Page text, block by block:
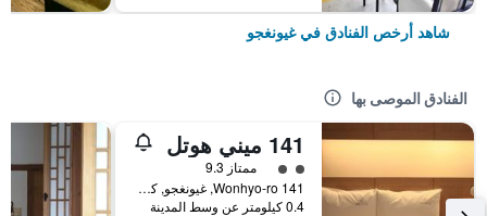
شاهد أرخص الفنادق في غيونغجو
الفنادق الموصى بها
141 ميني هوتل
تقييم فئة 2
ممتاز 9.3
141 Wonhyo-ro, غيونغجو, كوريا الجنوبية
0.4 كيلومتر عن وسط المدينة